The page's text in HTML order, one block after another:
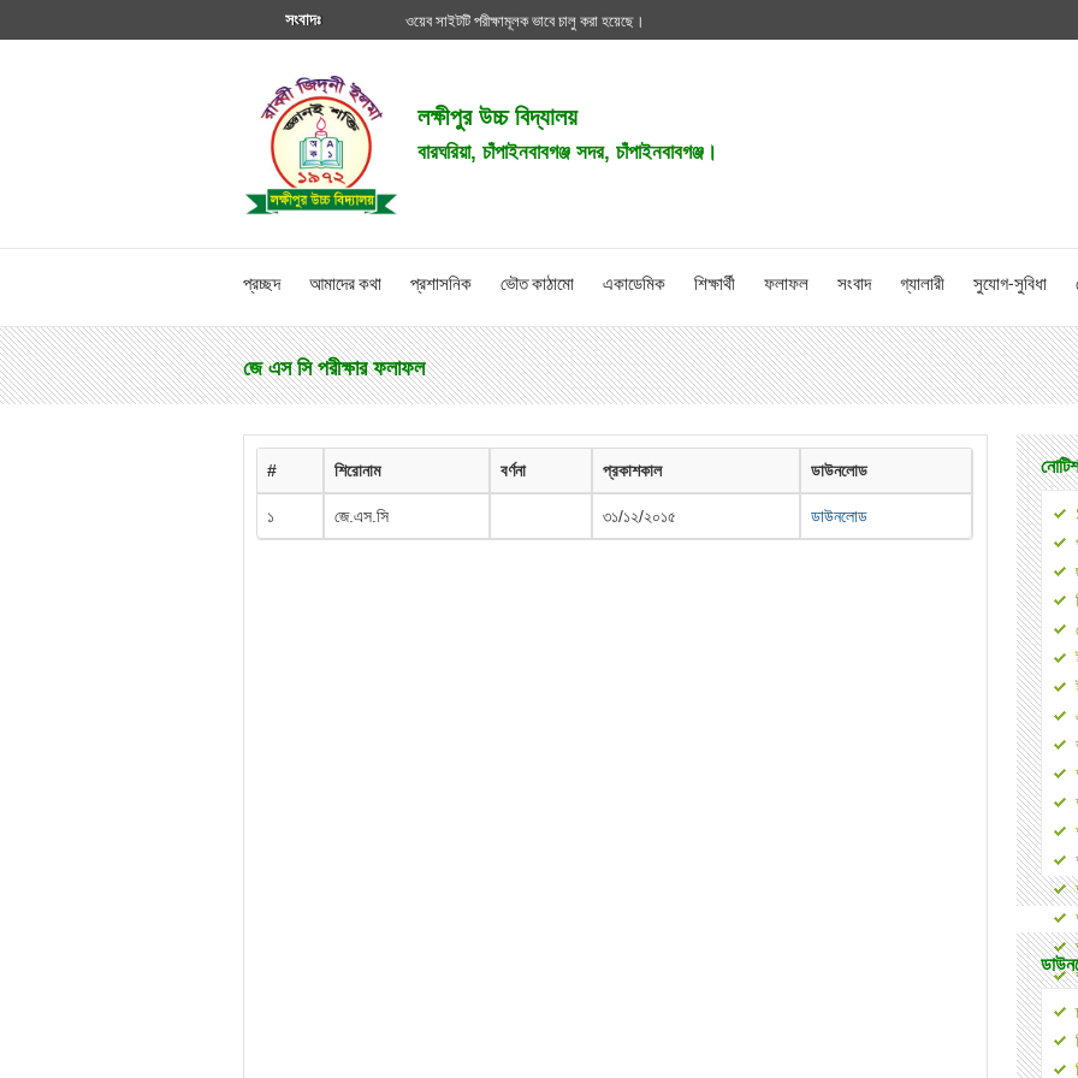
সংবাদঃ ওয়েব সাইটটি পরীক্ষামূলক ভাবে চালু করা হয়েছে।
লক্ষীপুর উচ্চ বিদ্যালয়
বারঘরিয়া, চাঁপাইনবাবগঞ্জ সদর, চাঁপাইনবাবগঞ্জ।
প্রচ্ছদ আমাদের কথা প্রশাসনিক ভৌত কাঠামো একাডেমিক শিক্ষার্থী ফলাফল সংবাদ গ্যালারী সুযোগ-সুবিধা
জে এস সি পরীক্ষার ফলাফল
# শিরোনাম বর্ণনা প্রকাশকাল ডাউনলোড
১ জে.এস.সি ৩১/১২/২০১৫ ডাউনলোড